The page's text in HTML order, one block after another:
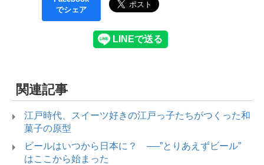
でシェア
関連記事
江戸時代、スイーツ好きの江戸っ子たちがつくった和
菓子の原型
ビールはいつから日本に？ ──”とりあえずビール”
はここから始まった